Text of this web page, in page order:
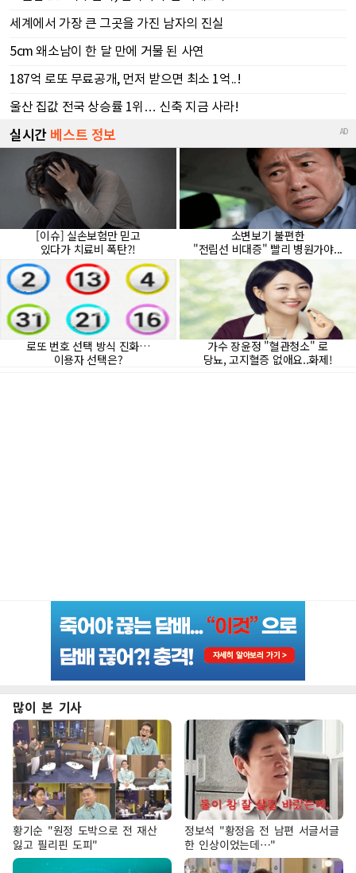
많이 본 기사
황기순 "원정 도박으로 전 재산
잃고 필리핀 도피"
정보석 "황정음 전 남편 서글서글
한 인상이었는데…"